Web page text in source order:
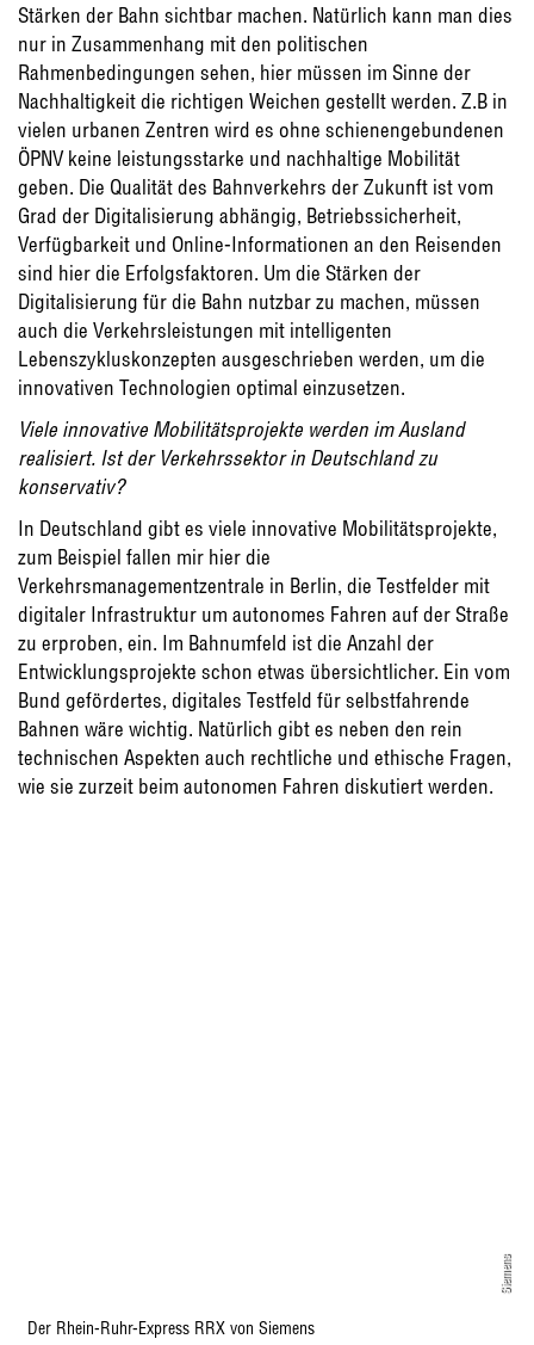
Stärken der Bahn sichtbar machen. Natürlich kann man dies
nur in Zusammenhang mit den politischen
Rahmenbedingungen sehen, hier müssen im Sinne der
Nachhaltigkeit die richtigen Weichen gestellt werden. Z.B in
vielen urbanen Zentren wird es ohne schienengebundenen
ÖPNV keine leistungsstarke und nachhaltige Mobilität
geben. Die Qualität des Bahnverkehrs der Zukunft ist vom
Grad der Digitalisierung abhängig, Betriebssicherheit,
Verfügbarkeit und Online-Informationen an den Reisenden
sind hier die Erfolgsfaktoren. Um die Stärken der
Digitalisierung für die Bahn nutzbar zu machen, müssen
auch die Verkehrsleistungen mit intelligenten
Lebenszykluskonzepten ausgeschrieben werden, um die
innovativen Technologien optimal einzusetzen.
Viele innovative Mobilitätsprojekte werden im Ausland
realisiert. Ist der Verkehrssektor in Deutschland zu
konservativ?
In Deutschland gibt es viele innovative Mobilitätsprojekte,
zum Beispiel fallen mir hier die
Verkehrsmanagementzentrale in Berlin, die Testfelder mit
digitaler Infrastruktur um autonomes Fahren auf der Straße
zu erproben, ein. Im Bahnumfeld ist die Anzahl der
Entwicklungsprojekte schon etwas übersichtlicher. Ein vom
Bund gefördertes, digitales Testfeld für selbstfahrende
Bahnen wäre wichtig. Natürlich gibt es neben den rein
technischen Aspekten auch rechtliche und ethische Fragen,
wie sie zurzeit beim autonomen Fahren diskutiert werden.
Siemens
Der Rhein-Ruhr-Express RRX von Siemens